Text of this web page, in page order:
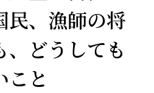
民、漁師の将
どうしても
こと